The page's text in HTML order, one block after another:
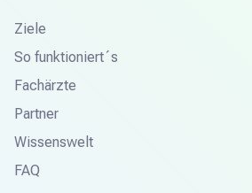
Ziele
So funktioniert´s
Fachärzte
Partner
Wissenswelt
FAQ